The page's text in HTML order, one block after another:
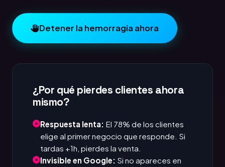
Detener la hemorragia ahora
¿Por qué pierdes clientes ahora
mismo?
Respuesta lenta: El 78% de los clientes
elige al primer negocio que responde. Si
tardas +1h, pierdes la venta.
Invisible en Google: Si no apareces en